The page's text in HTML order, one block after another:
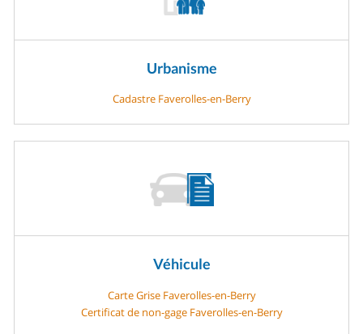
Urbanisme
Cadastre Faverolles-en-Berry
Véhicule
Carte Grise Faverolles-en-Berry
Certificat de non-gage Faverolles-en-Berry